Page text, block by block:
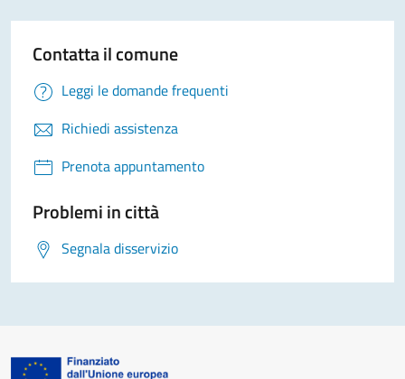
Contatta il comune
Leggi le domande frequenti
Richiedi assistenza
Prenota appuntamento
Problemi in città
Segnala disservizio